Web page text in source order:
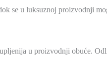
se u luksuznoj proizvodnji
u proizvodnji obuće.